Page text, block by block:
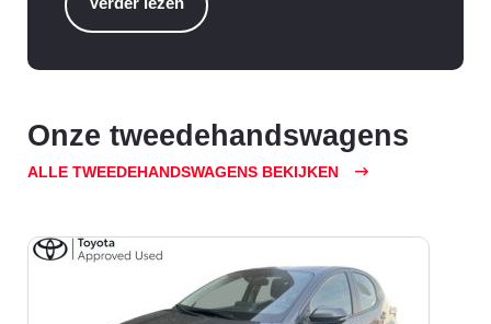
Onze tweedehandswagens
ALLE TWEEDEHANDSWAGENS BEKIJKEN